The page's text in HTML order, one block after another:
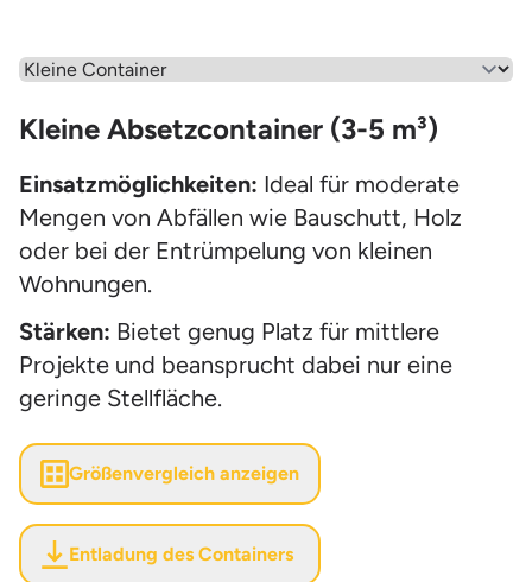
Wähle einen Menüpunkt aus
Kleine Absetzcontainer (3-5 m³)
Einsatzmöglichkeiten: Ideal für moderate
Mengen von Abfällen wie Bauschutt, Holz
oder bei der Entrümpelung von kleinen
Wohnungen.
Stärken: Bietet genug Platz für mittlere
Projekte und beansprucht dabei nur eine
geringe Stellfläche.
Größenvergleich anzeigen
Entladung des Containers